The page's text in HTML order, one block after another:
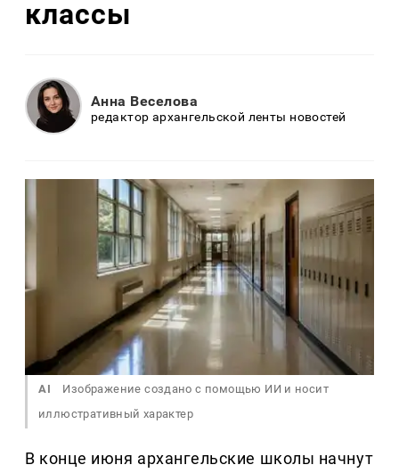
классы
Анна Веселова
редактор архангельской ленты новостей
AI
Изображение создано с помощью ИИ и носит
иллюстративный характер
В конце июня архангельские школы начнут